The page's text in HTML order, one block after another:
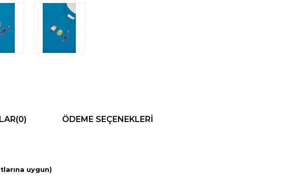
(0) ÖDEME SEÇENEKLERI
uygun)